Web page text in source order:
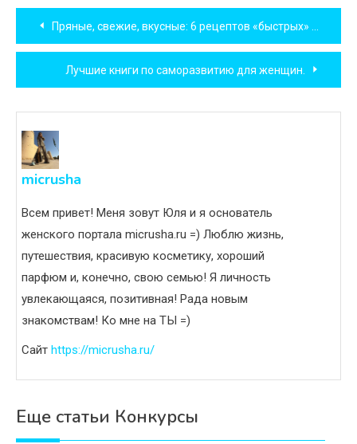
Навигация
по
записям
Пряные, свежие, вкусные: 6 рецептов «быстрых» морсов
Лучшие книги по саморазвитию для женщин.
micrusha
Всем привет! Меня зовут Юля и я основатель
женского портала micrusha.ru =) Люблю жизнь,
путешествия, красивую косметику, хороший
парфюм и, конечно, свою семью! Я личность
увлекающаяся, позитивная! Рада новым
знакомствам! Ко мне на ТЫ =)
Сайт https://micrusha.ru/
Еще статьи Конкурсы